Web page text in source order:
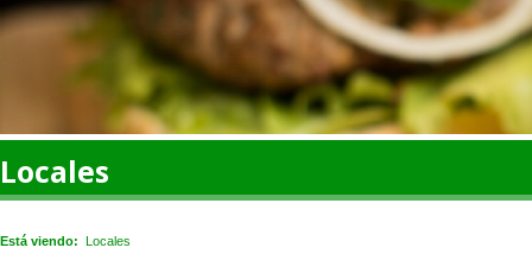
Locales
Está viendo: Locales